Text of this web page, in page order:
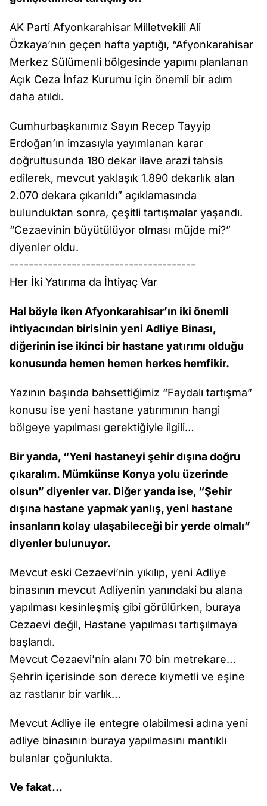
AK Parti Afyonkarahisar Milletvekili Ali
Özkaya’nın geçen hafta yaptığı, “Afyonkarahisar
Merkez Sülümenli bölgesinde yapımı planlanan
Açık Ceza İnfaz Kurumu için önemli bir adım
daha atıldı.
Cumhurbaşkanımız Sayın Recep Tayyip
Erdoğan’ın imzasıyla yayımlanan karar
doğrultusunda 180 dekar ilave arazi tahsis
edilerek, mevcut yaklaşık 1.890 dekarlık alan
2.070 dekara çıkarıldı” açıklamasında
bulunduktan sonra, çeşitli tartışmalar yaşandı.
“Cezaevinin büyütülüyor olması müjde mi?”
diyenler oldu.
---------------------------------------
Her İki Yatırıma da İhtiyaç Var
Hal böyle iken Afyonkarahisar’ın iki önemli
ihtiyacından birisinin yeni Adliye Binası,
diğerinin ise ikinci bir hastane yatırımı olduğu
konusunda hemen hemen herkes hemfikir.
Yazının başında bahsettiğimiz “Faydalı tartışma”
konusu ise yeni hastane yatırımının hangi
bölgeye yapılması gerektiğiyle ilgili…
Bir yanda, “Yeni hastaneyi şehir dışına doğru
çıkaralım. Mümkünse Konya yolu üzerinde
olsun” diyenler var. Diğer yanda ise, “Şehir
dışına hastane yapmak yanlış, yeni hastane
insanların kolay ulaşabileceği bir yerde olmalı”
diyenler bulunuyor.
Mevcut eski Cezaevi’nin yıkılıp, yeni Adliye
binasının mevcut Adliyenin yanındaki bu alana
yapılması kesinleşmiş gibi görülürken, buraya
Cezaevi değil, Hastane yapılması tartışılmaya
başlandı.
Mevcut Cezaevi’nin alanı 70 bin metrekare…
Şehrin içerisinde son derece kıymetli ve eşine
az rastlanır bir varlık…
Mevcut Adliye ile entegre olabilmesi adına yeni
adliye binasının buraya yapılmasını mantıklı
bulanlar çoğunlukta.
Ve fakat…